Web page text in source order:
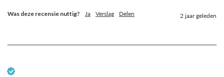
Was deze recensie nuttig? Ja Verslag Delen 2 jaar geleden